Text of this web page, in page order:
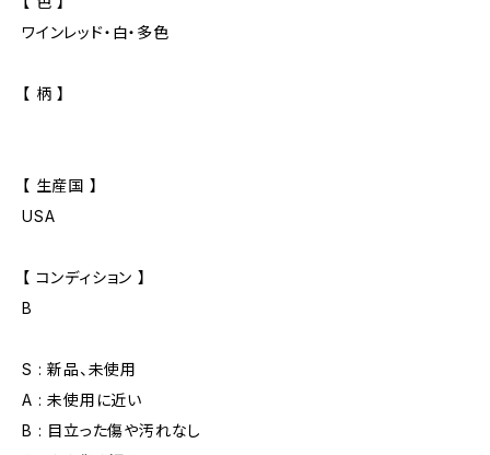
ワインレッド・白・多色
【 柄 】
【 生産国 】
USA
【 コンディション 】
B
S : 新品、未使用
A : 未使用に近い
B : 目立った傷や汚れなし